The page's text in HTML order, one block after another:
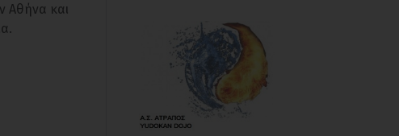
Αθήνα και